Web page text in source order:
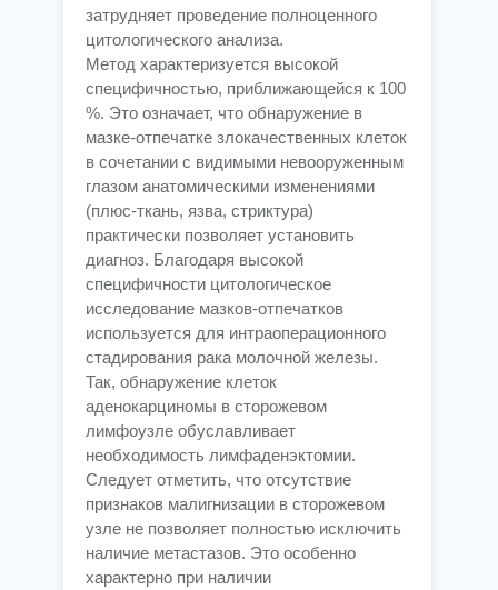
затрудняет проведение полноценного
цитологического анализа.
Метод характеризуется высокой
специфичностью, приближающейся к 100
%. Это означает, что обнаружение в
мазке-отпечатке злокачественных клеток
в сочетании с видимыми невооруженным
глазом анатомическими изменениями
(плюс-ткань, язва, стриктура)
практически позволяет установить
диагноз. Благодаря высокой
специфичности цитологическое
исследование мазков-отпечатков
используется для интраоперационного
стадирования рака молочной железы.
Так, обнаружение клеток
аденокарциномы в сторожевом
лимфоузле обуславливает
необходимость лимфаденэктомии.
Следует отметить, что отсутствие
признаков малигнизации в сторожевом
узле не позволяет полностью исключить
наличие метастазов. Это особенно
характерно при наличии